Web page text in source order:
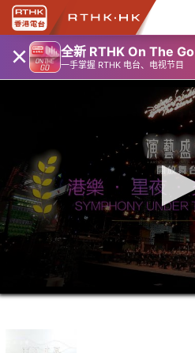
× 全新 RTHK On The Go
一手掌握 RTHK 电台、电视节目
seconds